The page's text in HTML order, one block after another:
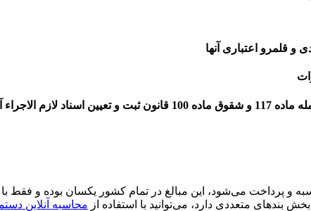
و پرداخت می‌شود، این مبالغ در تمام کشور یکسان بوده و فقط با
محاسبه آنلاین